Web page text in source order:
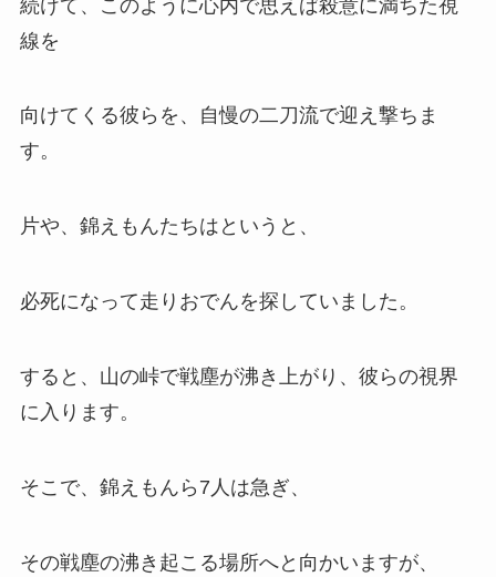
続けて、このように心内で思えば殺意に満ちた視
線を
向けてくる彼らを、自慢の二刀流で迎え撃ちま
す。
片や、錦えもんたちはというと、
必死になって走りおでんを探していました。
すると、山の峠で戦塵が沸き上がり、彼らの視界
に入ります。
そこで、錦えもんら7人は急ぎ、
その戦塵の沸き起こる場所へと向かいますが、